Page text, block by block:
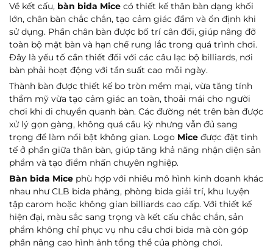
Về kết cấu, bàn bida Mice có thiết kế thân bàn dạng khối
lớn, chân bàn chắc chắn, tạo cảm giác đầm và ổn định khi
sử dụng. Phần chân bàn được bố trí cân đối, giúp nâng đỡ
toàn bộ mặt bàn và hạn chế rung lắc trong quá trình chơi.
Đây là yếu tố cần thiết đối với các câu lạc bộ billiards, nơi
bàn phải hoạt động với tần suất cao mỗi ngày.
Thành bàn được thiết kế bo tròn mềm mại, vừa tăng tính
thẩm mỹ vừa tạo cảm giác an toàn, thoải mái cho người
chơi khi di chuyển quanh bàn. Các đường nét trên bàn được
xử lý gọn gàng, không quá cầu kỳ nhưng vẫn đủ sang
trọng để làm nổi bật không gian. Logo Mice được đặt tinh
tế ở phần giữa thân bàn, giúp tăng khả năng nhận diện sản
phẩm và tạo điểm nhấn chuyên nghiệp.
Bàn bida Mice phù hợp với nhiều mô hình kinh doanh khác
nhau như CLB bida phăng, phòng bida giải trí, khu luyện
tập carom hoặc không gian billiards cao cấp. Với thiết kế
hiện đại, màu sắc sang trọng và kết cấu chắc chắn, sản
phẩm không chỉ phục vụ nhu cầu chơi bida mà còn góp
phần nâng cao hình ảnh tổng thể của phòng chơi.